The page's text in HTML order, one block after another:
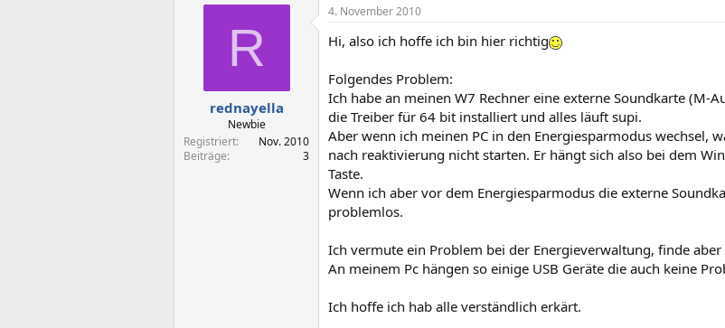
s
t
a
R
rednayella
Newbie
Registriert
Nov. 2010
Beiträge
3
4. November 2010
Hi, also ich hoffe ich bin hier richtig
Folgendes Problem:
Ich habe an meinen W7 Rechner eine externe Soundkarte (M-
die Treiber für 64 bit installiert und alles läuft supi.
Aber wenn ich meinen PC in den Energiesparmodus wechsel,
nach reaktivierung nicht starten. Er hängt sich also bei dem
Taste.
Wenn ich aber vor dem Energiesparmodus die externe
problemlos.
Ich vermute ein Problem bei der Energieverwaltung, finde
An meinem Pc hängen so einige USB Geräte die auch keine
Ich hoffe ich hab alle verständlich erkärt.